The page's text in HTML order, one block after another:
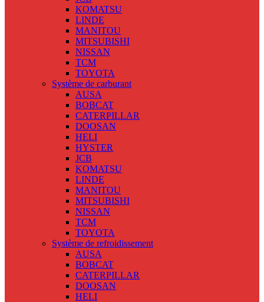
KOMATSU
LINDE
MANITOU
MITSUBISHI
NISSAN
TCM
TOYOTA
Système de carburant
AUSA
BOBCAT
CATERPILLAR
DOOSAN
HELI
HYSTER
JCB
KOMATSU
LINDE
MANITOU
MITSUBISHI
NISSAN
TCM
TOYOTA
Système de refroidissement
AUSA
BOBCAT
CATERPILLAR
DOOSAN
HELI